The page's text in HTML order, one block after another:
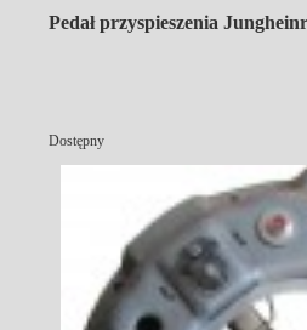
Pedał przyspieszenia
Dostępny